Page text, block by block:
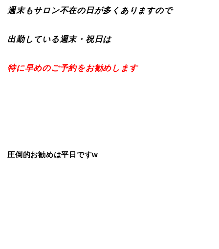
週末もサロン不在の日が多くありますので
出勤している週末・祝日は
特に早めのご予約をお勧めします
圧倒的お勧めは平日ですw